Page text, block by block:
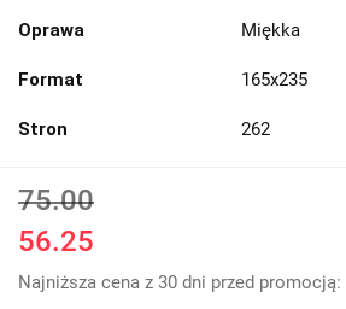
Oprawa Miękka
Format 165x235
Stron 262
75.00
56.25
Najniższa cena z 30 dni przed promocją: